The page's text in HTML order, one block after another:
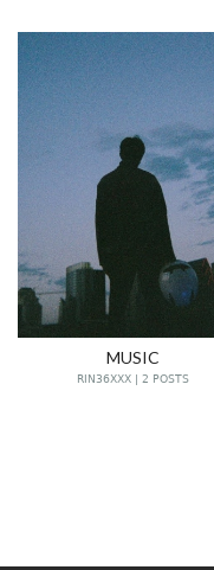
MUSIC
RIN36XXX | 2 POSTS